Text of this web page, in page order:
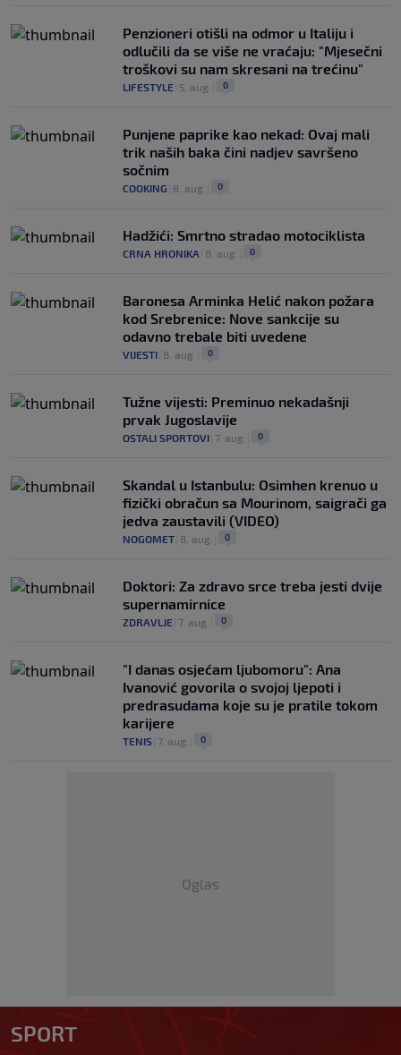
Penzioneri otišli na odmor u Italiju i
odlučili da se više ne vraćaju: "Mjesečni
troškovi su nam skresani na trećinu"
LIFESTYLE 5. aug. 0
Punjene paprike kao nekad: Ovaj mali
trik naših baka čini nadjev savršeno
sočnim
COOKING 8. aug. 0
Hadžići: Smrtno stradao motociklista
CRNA HRONIKA 8. aug. 0
Baronesa Arminka Helić nakon požara
kod Srebrenice: Nove sankcije su
odavno trebale biti uvedene
VIJESTI 8. aug. 0
Tužne vijesti: Preminuo nekadašnji
prvak Jugoslavije
OSTALI SPORTOVI 7. aug. 0
Skandal u Istanbulu: Osimhen krenuo u
fizički obračun sa Mourinom, saigrači ga
jedva zaustavili (VIDEO)
NOGOMET 8. aug. 0
Doktori: Za zdravo srce treba jesti dvije
supernamirnice
ZDRAVLJE 7. aug. 0
"I danas osjećam ljubomoru": Ana
Ivanović govorila o svojoj ljepoti i
predrasudama koje su je pratile tokom
karijere
TENIS 7. aug. 0
Oglas
SPORT